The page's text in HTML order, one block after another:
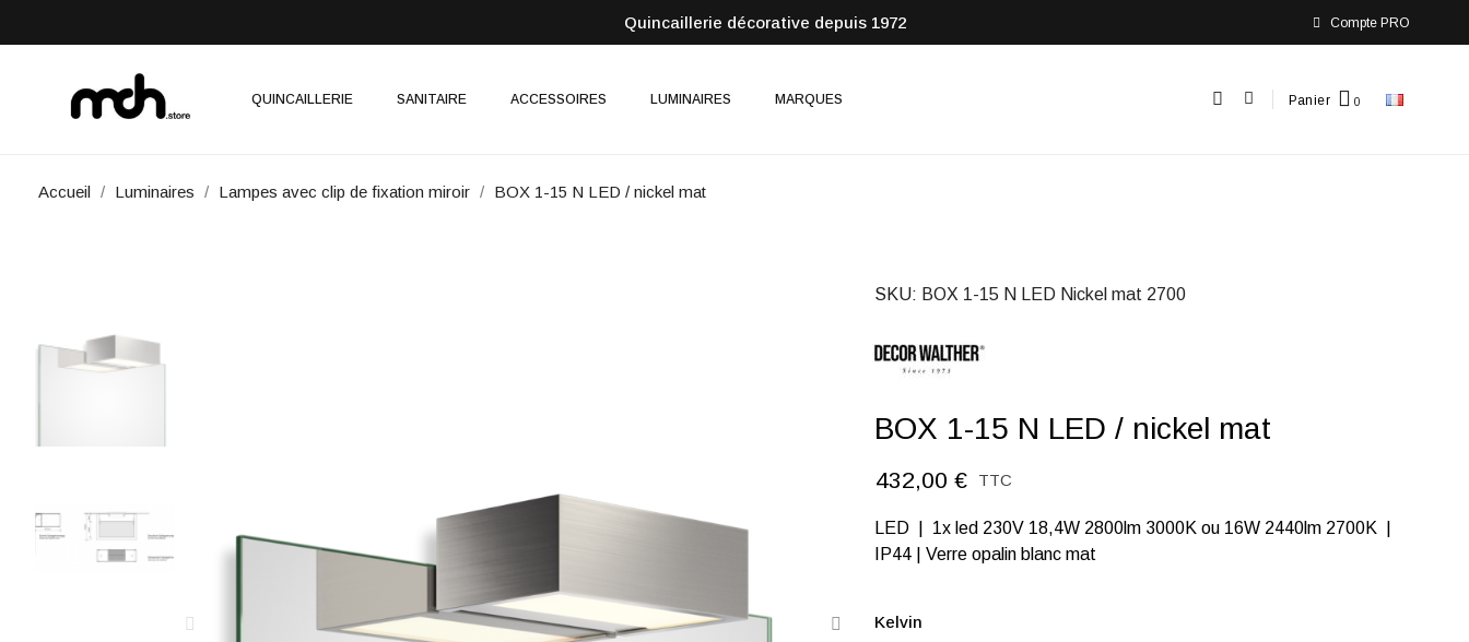
Quincaillerie décorative depuis 1972 Compte PRO
QUINCAILLERIE SANITAIRE ACCESSOIRES LUMINAIRES MARQUES Panier
Accueil Luminaires Lampes avec clip de fixation miroir BOX 1-15 N LED / nickel mat
SKU BOX 1-15 N LED Nickel mat 2700
BOX 1-15 N LED / nickel mat
432,00 € TTC
LED | 1x led 230V 18,4W 2800lm 3000K ou 16W 2440lm 2700K |
IP44 | Verre opalin blanc mat
Kelvin